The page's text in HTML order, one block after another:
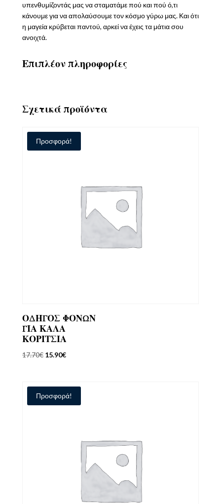
υπενθυμίζοντάς μας να σταματάμε πού και πού ό,τι
κάνουμε για να απολαύσουμε τον κόσμο γύρω μας. Και ότι
η μαγεία κρύβεται παντού, αρκεί να έχεις τα μάτια σου
ανοιχτά.
Επιπλέον πληροφορίες
Σχετικά προϊόντα
Προσφορά!
ΟΔΗΓΟΣ ΦΟΝΩΝ
ΓΙΑ ΚΑΛΑ
ΚΟΡΙΤΣΙΑ
17.70€ Original
15.90€Η
είναι:
15.90€.
Προσφορά!